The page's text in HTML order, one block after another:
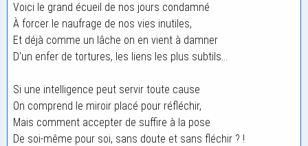
Voici le grand écueil de nos jours condamné
À forcer le naufrage de nos vies inutiles,
Et déjà comme un lâche on en vient à damner
D’un enfer de tortures, les liens les plus subtils…
Si une intelligence peut servir toute cause
On comprend le miroir placé pour réfléchir,
Mais comment accepter de suffire à la pose
De soi-même pour soi, sans doute et sans fléchir ? !